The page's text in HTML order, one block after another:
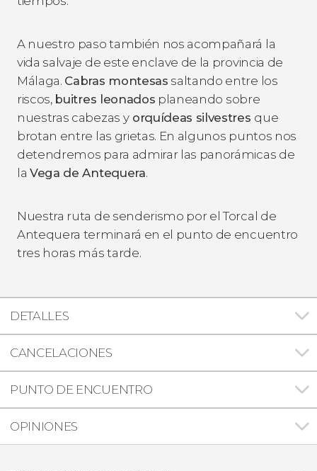
A nuestro paso también nos acompañará la
vida salvaje de este enclave de la provincia de
Málaga. Cabras montesas saltando entre los
riscos, buitres leonados planeando sobre
nuestras cabezas yorquídeas silvestres que
brotan entre las grietas. En algunos puntos nos
detendremos para admirar las panorámicas de
laVega de Antequera.
Nuestra ruta de senderismo por el Torcal de
Antequera terminará en el punto de encuentro
tres horas más tarde.
DETALLES
CANCELACIONES
PUNTO DE ENCUENTRO
OPINIONES